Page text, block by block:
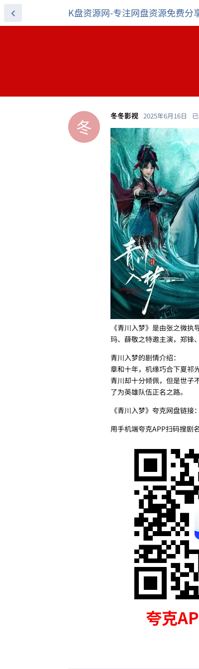
K盘资源网-专注网盘资源免费分
冬 冬冬影视 2025年6月16日
《青川入梦》是由张之微
玛、薛敬之特邀主演，郑锋
青川入梦的剧情介绍：
章和十年，机缘巧合下夏祁
青川却十分倾佩，但是世子
了为英雄队伍正名之路。
《青川入梦》夸克网盘链接：
用手机端夸克APP扫码搜剧